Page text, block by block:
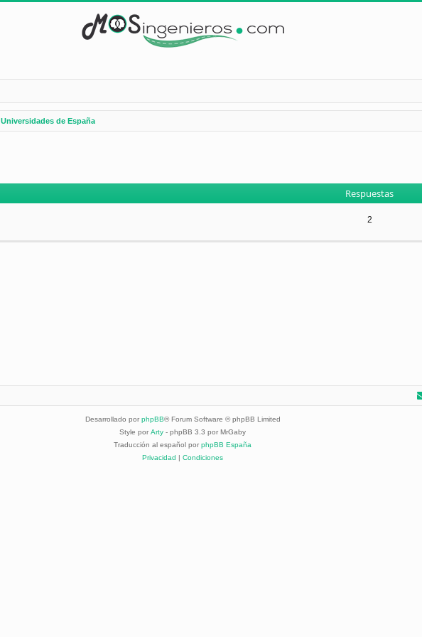
Universidades de España
Respuestas
2
Desarrollado por phpBB® Forum Software © phpBB Limited
Style por Arty - phpBB 3.3 por MrGaby
Traducción al español por phpBB España
Privacidad | Condiciones